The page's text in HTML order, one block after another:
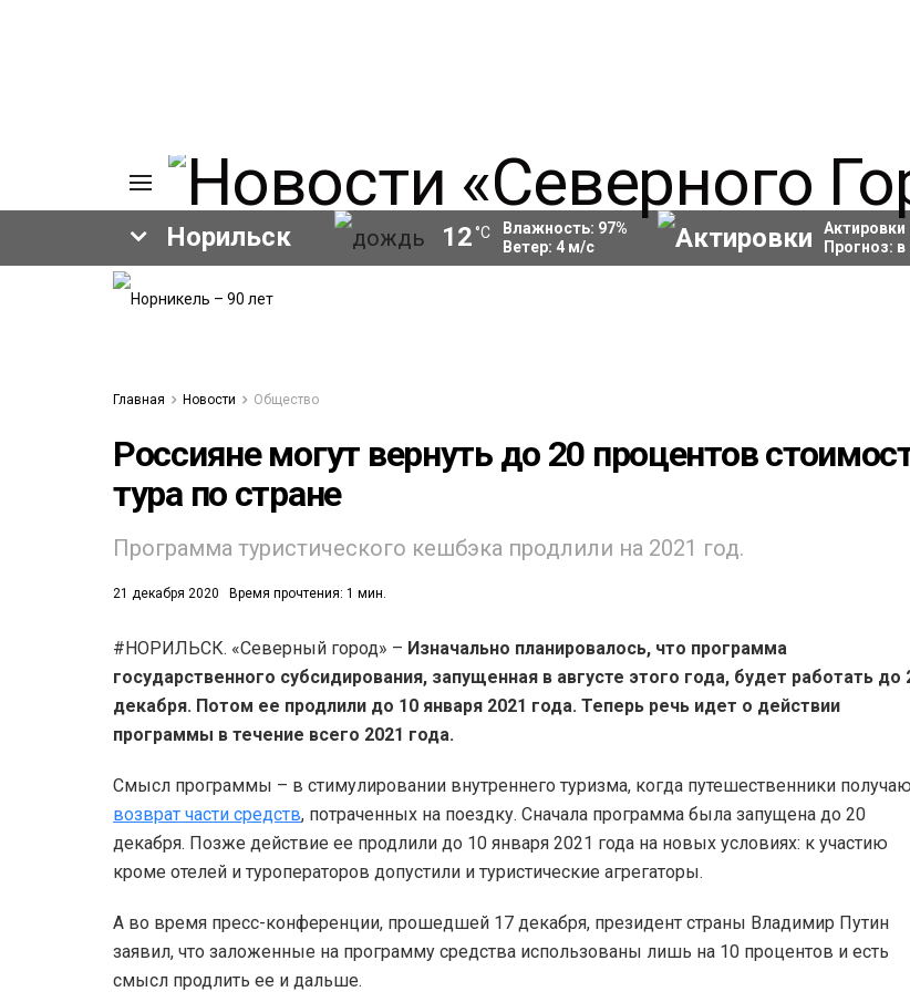
Норильск 12 °C Влажность: 97%
Ветер: 4м/с
Актировки
Прогноз: в
Главная Новости Общество
Россияне могут вернуть до 20 процентов
тура по стране
Программа туристического кешбэка продлили на 2021 год.
21 декабря 2020 Время прочтения: 1 мин.
#НОРИЛЬСК. «Северный город» – Изначально планировалось, что программа
государственного субсидирования, запущенная в августе этого года, будет работать до
декабря. Потом ее продлили до 10 января 2021 года. Теперь речь идет о действии
программы в течение всего 2021 года.
Смысл программы – в стимулировании внутреннего туризма, когда путешественники
возврат части средств, потраченных на поездку. Сначала программа была запущена до 20
декабря. Позже действие ее продлили до 10 января 2021 года на новых условиях: к участию
кроме отелей и туроператоров допустили и туристические агрегаторы.
А во время пресс-конференции, прошедшей 17 декабря, президент страны Владимир Путин
заявил, что заложенные на программу средства использованы лишь на 10 процентов и есть
смысл продлить ее и дальше.